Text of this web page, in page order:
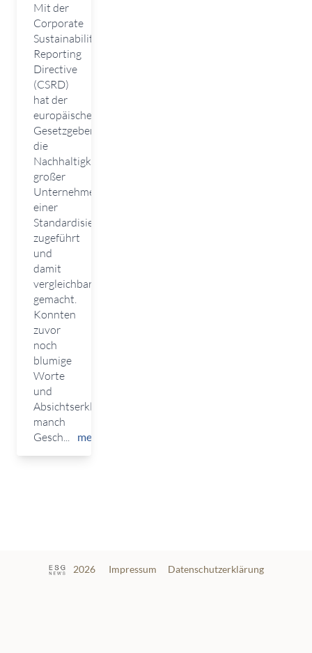
Mit der
Corporate
Sustainability
Reporting
Directive
(CSRD)
hat der
europäische
Gesetzgeber
die
Nachhaltigkeitsberichterstattung
großer
Unternehmen
einer
Standardisierung
zugeführt
und
damit
vergleichbarer
gemacht.
Konnten
zuvor
noch
blumige
Worte
und
Absichtserklärungen
manch
Gesch...
mehr
2026 Impressum Datenschutzerklärung